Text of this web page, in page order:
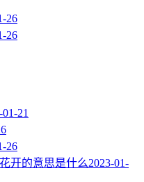
26
26
21
26
开的意思是什么2023-01-